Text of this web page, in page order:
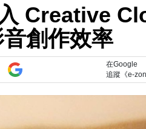
Creative
創作效率
在Google
追蹤《e-